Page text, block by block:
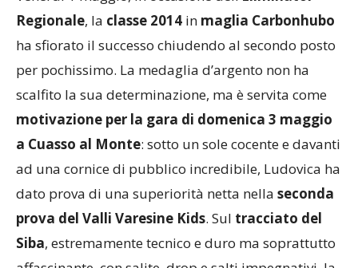
Venerdì 1 maggio, in occasione dell’
Eliminator
Regionale
maglia Carbonhubo
ha sfiorato il successo chiudendo al secondo posto
per pochissimo. La medaglia d’argento non ha
scalfito la sua determinazione, ma è servita come
motivazione per la gara di domenica 3 maggio
ad una cornice di pubblico incredibile, Ludovica ha
dato prova di una superiorità netta nella seconda
prova del Valli Varesine Kids
, estremamente tecnico e duro ma soprattutto